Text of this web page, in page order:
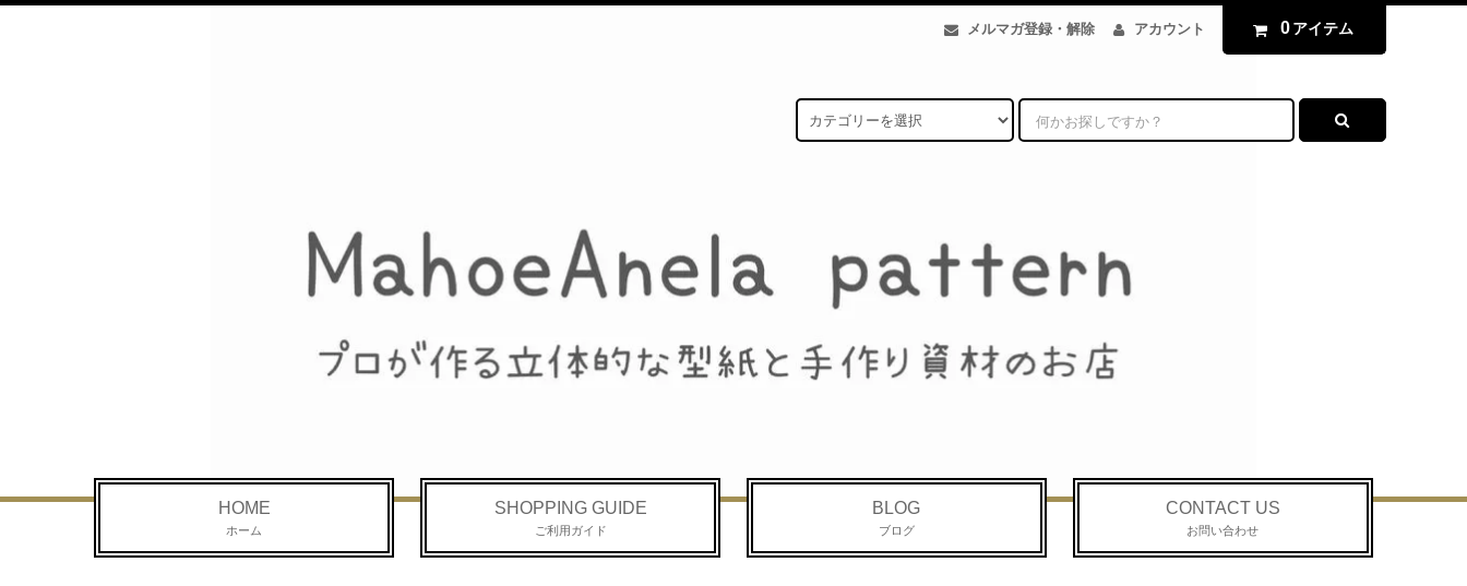
メルマガ登録・解除 アカウント 0 アイテム
HOME
ホーム
SHOPPING GUIDE
ご利用ガイド
BLOG
ブログ
CONTACT US
お問い合わせ